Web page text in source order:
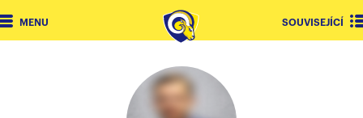
MENU SOUVISEJÍCÍ